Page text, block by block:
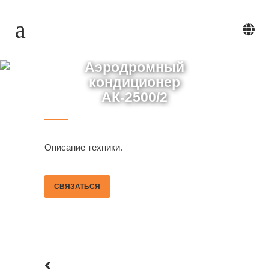
Аэродромный
кондиционер
АК-2500/2
Описание техники.
СВЯЗАТЬСЯ